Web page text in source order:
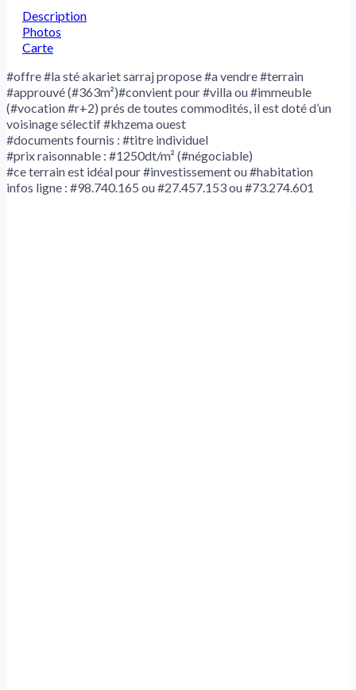
Description
Photos
Carte
#offre #la sté akariet sarraj propose #a vendre #terrain
#approuvé (#363m²)#convient pour #villa ou #immeuble
(#vocation #r+2) prés de toutes commodités, il est doté d’un
voisinage sélectif #khzema ouest
#documents fournis : #titre individuel
#prix raisonnable : #1250dt/m² (#négociable)
#ce terrain est idéal pour #investissement ou #habitation
infos ligne : #98.740.165 ou #27.457.153 ou #73.274.601